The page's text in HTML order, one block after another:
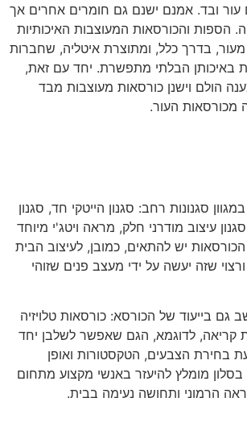
ובד. אמנם ישנם גם חומרים אחרים אך
הספות והכורסאות המעוצבות האיכותיות
מעור, בדרך כלל, ומתוצרת איטליה, שחברות
באיכותן הבלתי מתפשרת. יחד עם זאת,
הולם וישנן כורסאות מעוצבות מבד
מכורסאות העור.
סגנונות רחב: סגנון הייטקי חד, סגנון
עיצוב מודרני חלק, מראה ויטג'י מיוחד
הכורסאות יש להתאים, כמובן, לעיצוב הבית
שזה יעשה על ידי מעצב פנים שזוהי
גם בייעוד של הכורסא: כורסאות טלויזיה
קריאה, לדוגמא, הגם שאפשר לשלבן יחד
בחירת הצבעים, הטקסטורות ואופן
בסלון מומלץ להיעזר באנשי מקצוע מתחום
הרמוני ותחושה נעימה בבית.